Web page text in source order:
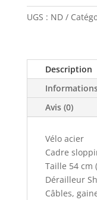
Acier
(slopping)
UGS : ND
Description
Avis (0)
Vélo acier
Cadre
Taille 54 cm
Dérailleur
Câbles,